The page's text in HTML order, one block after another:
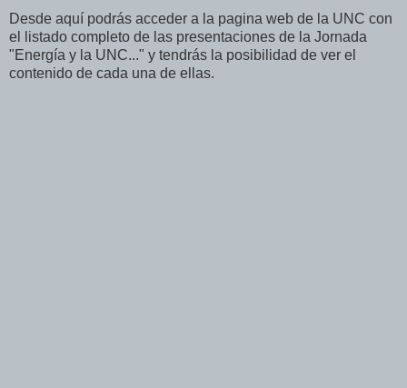
Desde aquí podrás acceder a la pagina web de la UNC con
el listado completo de las presentaciones de la Jornada
"Energía y la UNC..." y tendrás la posibilidad de ver el
contenido de cada una de ellas.